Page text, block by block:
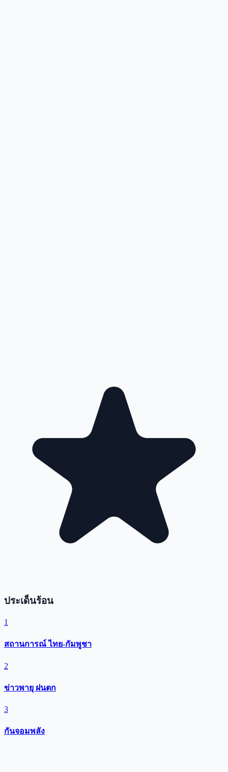
ประเด็นร้อน
1
สถานการณ์ ไทย-กัมพูชา
2
ข่าวพายุ ฝนตก
3
กันจอมพลัง